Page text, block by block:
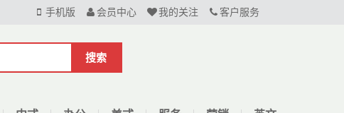
手机版 会员中心 我的关注 客户服务
搜索